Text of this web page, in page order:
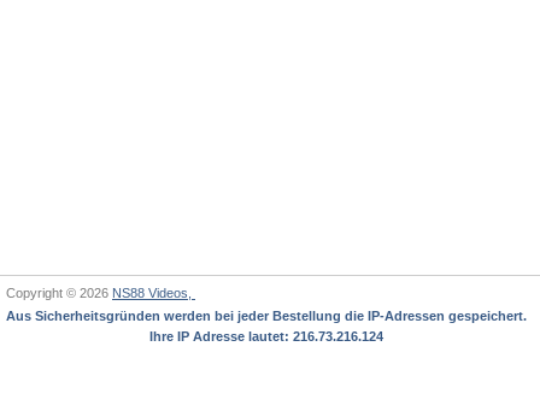
Copyright © 2026 NS88 Videos,
Aus Sicherheitsgründen werden bei jeder Bestellung die IP-Adressen gespeichert.
Ihre IP Adresse lautet: 216.73.216.124